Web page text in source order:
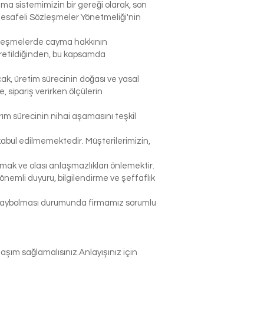
sistemimizin bir gereği olarak, son
Sözleşmeler Yönetmeliği'nin
cayma hakkının
bu kapsamda
üretim sürecinin doğası ve yasal
sipariş verirken ölçülerin
sürecinin nihai aşamasını teşkil
edilmemektedir. Müşterilerimizin,
ve olası anlaşmazlıkları önlemektir.
duyuru, bilgilendirme ve şeffaflık
durumunda firmamız sorumlu
sağlamalısınız.Anlayışınız için